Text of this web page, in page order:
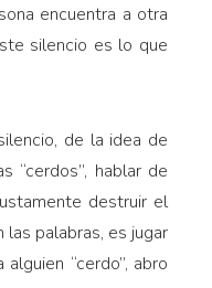
encuentra a otra
silencio es lo que
de la idea de
“cerdos”, hablar de
destruir el
palabras, es jugar
“cerdo”, abro